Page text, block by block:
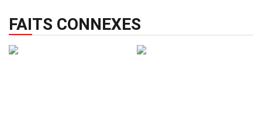
FAITS CONNEXES